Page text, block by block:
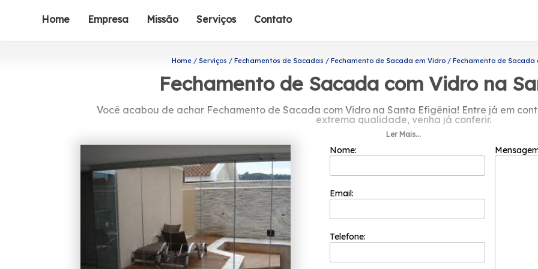
Home Empresa Missão Serviços Contato
Home Serviços Fechamentos de Sacadas Fechamento de Sacada em Vidro Fechamento de Sacada
Fechamento de Sacada com Vidro na
Você acabou de achar Fechamento de Sacada com Vidro na Santa Efigênia! Entre já em
extrema qualidade, venha já conferir.
Se está buscando por Fechamento de Sacada com Vidro na Santa Efigênia, Saiba que por
produtos e serviços como o de box para banheiros, envidraçamento de sacadas e portas de
disponibilizadas para a sua necessidade. Conosco você encontra profissionais
Ler Mais...
Nome:
Email:
Telefone: